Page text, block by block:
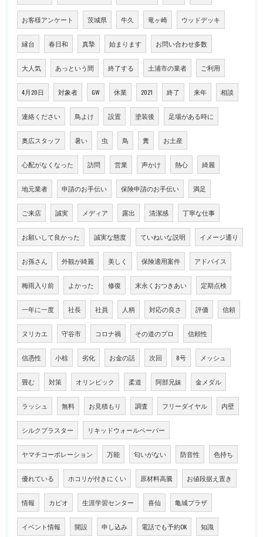
お客様アンケート 茨城県 牛久 竜ヶ崎 ウッドデッキ
縁台 春日和 真摯 始まります お問い合わせ多数
大人気 あっという間 終了する 土浦市の業者 ご利用
4月20日 対象者 GW 休業 2021 終了 来年 相談
連絡ください 鳥よけ 設置 塗装後 足場がある時に
奥広スタッフ 暑い 虫 鳥 糞 お土産
心配がなくなった 訪問 営業 声かけ 熱心 綺麗
地元業者 申請のお手伝い 保険申請のお手伝い 満足
ご来店 誠実 メディア 露出 清潔感 丁寧な仕事
お願いして良かった 誠実な態度 ていねいな説明 イメージ通り
お孫さん 外観が綺麗 美しく 保険適用案件 アドバイス
梅雨入り前 よかった 修復 末永くおつきあい 定期点検
一年に一度 社長 社員 人柄 対応の良さ 評価 信頼
ヌリカエ 守谷市 コロナ禍 その道のプロ 信頼性
信憑性 小椋 劣化 お金の話 次回 8号 メッシュ
畳む 対策 オリンピック 柔道 阿部兄妹 金メダル
ラッシュ 無料 お見積もり 調査 フリーダイヤル 内壁
シルクプラスター リキッドウォールペーパー
ヤマチコーポレーション 万能 匂いがない 防音性 色持ち
優れている ホコリが付きにくい 原材料高騰 お値段据え置き
情報 カピオ 生涯学習センター 喜仙 亀城プラザ
イベント情報 開設 申し込み 電話でも予約OK 知識